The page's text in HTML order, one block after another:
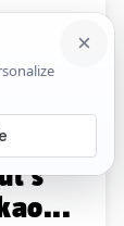
Komentari
s